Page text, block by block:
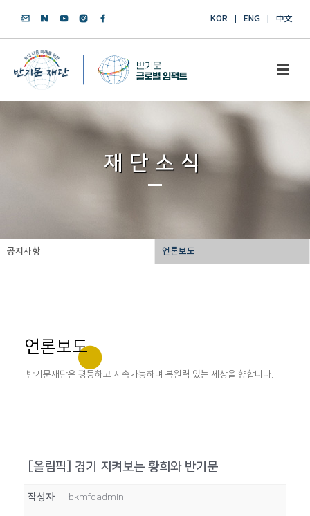
KOR ENG 中文
재단소식
공지사항 언론보도
언론보도
반기문재단은 평등하고 지속가능하며 복원력 있는 세상을 향합니다.
[올림픽] 경기 지켜보는 황희와 반기문
작성자 bkmfdadmin